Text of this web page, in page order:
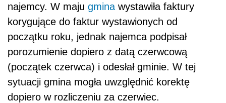
najemcy. W maju gmina wystawiła faktury
korygujące do faktur wystawionych od
początku roku, jednak najemca podpisał
porozumienie dopiero z datą czerwcową
(początek czerwca) i odesłał gminie. W tej
sytuacji gmina mogła uwzględnić korektę
dopiero w rozliczeniu za czerwiec.